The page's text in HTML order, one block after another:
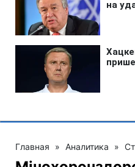
Главная » Аналитика »